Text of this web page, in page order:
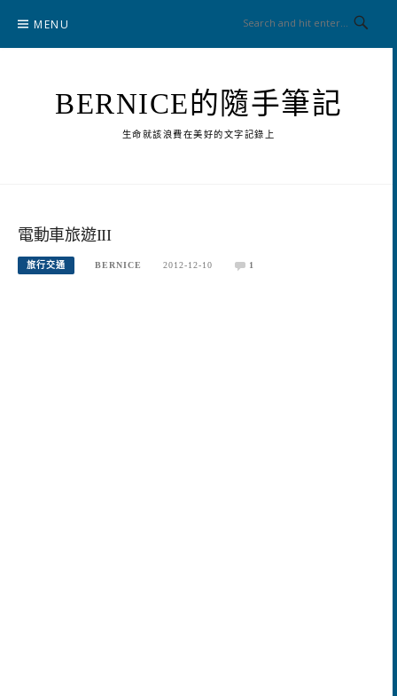
content
MENU
BERNICE的隨手筆記
生命就該浪費在美好的文字記錄上
電動車旅遊III
旅行交通 BERNICE 2012-12-10 1